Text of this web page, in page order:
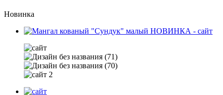
Новинка